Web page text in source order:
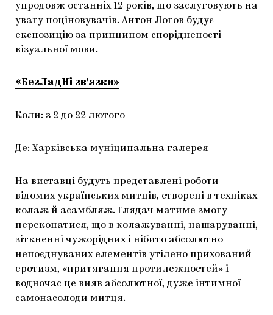
упродовж останніх 12 років, що заслуговують на
увагу поціновувачів. Антон Логов будує
експозицію за принципом спорідненості
візуальної мови.
«БезЛадНі зв’язки»
Коли: з 2 до 22 лютого
Де: Харківська муніципальна галерея
На виставці будуть представлені роботи
відомих українських митців, створені в техніках
колаж й асамбляж. Глядач матиме змогу
переконатися, що в колажуванні, нашаруванні,
зіткненні чужорідних і нібито абсолютно
непоєднуваних елементів утілено прихований
еротизм, «притягання протилежностей» і
водночас це вияв абсолютної, дуже інтимної
самонасолоди митця.